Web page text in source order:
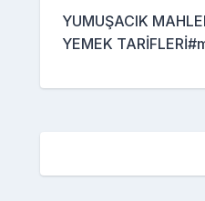
YUMUŞACIK
YEMEK